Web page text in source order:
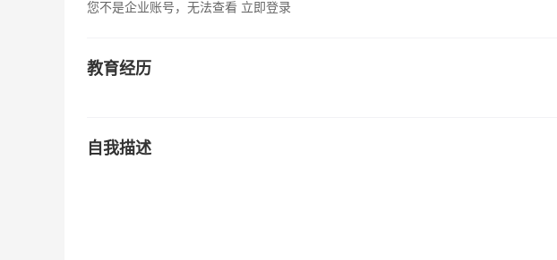
您不是企业账号，无法查看 立即登录
教育经历
自我描述